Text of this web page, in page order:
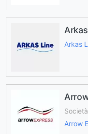
Arkas
Arrow